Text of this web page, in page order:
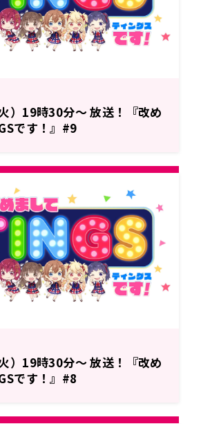
）19時30分～ 放送！『改め
です！』#9
）19時30分～ 放送！『改め
です！』#8